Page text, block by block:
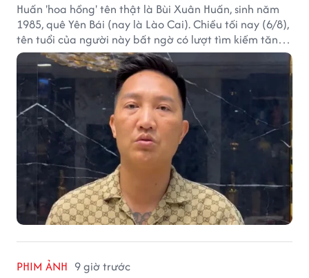
Huấn 'hoa hồng' tên thật là Bùi Xuân Huấn, sinh năm
1985, quê Yên Bái (nay là Lào Cai). Chiều tối nay (6/8),
tên tuổi của người này bất ngờ có lượt tìm kiếm tăng
vọt.
PHIM ẢNH 9 giờ trước